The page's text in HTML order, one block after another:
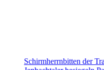
Schirmherrnbitten der